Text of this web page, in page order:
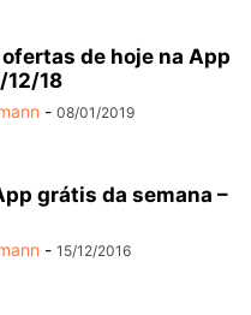
de hoje na App
12/18
- 08/01/2019
grátis da semana –
- 15/12/2016